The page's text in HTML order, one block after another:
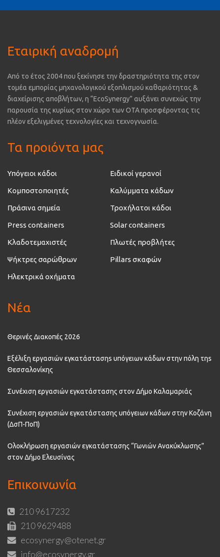
Εταιρική αναδρομή
Από το έτος 2004 που ξεκίνησε την δραστηριότητα της στον
τομέα εμπορίας μηχανολογικού εξοπλισμού καθαριότητας &
διαχείρισης αποβλήτων, η “EcoSynergy” αυξάνει συνεχώς την
παρουσία της κυρίως στον χώρο των ΟΤΑ προσφέροντας τις
πλέον εξελιγμένες τεχνολογίες και τεχνογνωσία.
Τα προιόντα μας
Υπόγειοι κάδοι Ειδικοί γερανοί
Κομποστοποιητές Καλύμματα κάδων
Πράσινα σημεία Τροχήλατοι κάδοι
Press containers Solar containers
Κλαδοτεμαχιστές Πλωτές προβλήτες
Ψήκτρες σαρώθρων Pillars σκαφών
Ηλεκτρικά οχήματα
Νέα
Θερινές Διακοπές 2026
Εξέλιξη εργασιών εγκατάστασηs υπόγειων κάδων στην πόλη τηs
Θεσσαλονίκης
Συνέχιση εργασιών εγκατάστασης στον Δήμο Καλαμαριάς
Συνέχιση εργασιών εγκατάστασης υπόγειων κάδων στην Κοζάνη
(ΔσΠ-ΠοΠ)
Ολοκλήρωση εργασιών εγκατάστασης “Γωνιών Ανακύκλωσης”
στον Δήμο Ελευσίνας
Επικοινωνία
210 9617232
210 9629488
ecosynergy@otenet.gr
info@ecosynergy.gr